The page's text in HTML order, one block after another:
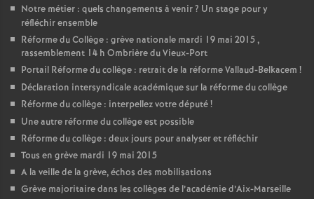
Notre métier : quels changements à venir? Un stage pour y
réfléchir ensemble
Réforme du Collège : grève nationale mardi 19 mai 2015 ,
rassemblement 14 h Ombrière du Vieux-Port
Portail Réforme du collège : retrait de la réforme Vallaud-Belkacem !
Déclaration intersyndicale académique sur la réforme du collège
Réforme du collège : interpellez votre député!
Une autre réforme du collège est possible
Réforme du collège : deux jours pour analyser et réfléchir
Tous en grève mardi 19 mai 2015
A la veille de la grève, échos des mobilisations
Grève majoritaire dans les collèges de l’académie d’Aix-Marseille